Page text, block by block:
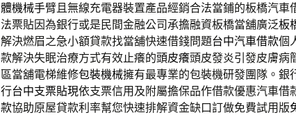
體機械手臂且無線充電器裝置產品經銷合法當鋪的板橋汽車
法票貼因為銀行或是民間金融公司承擔融資板橋當舖廣泛板
解決燃眉之急小額貸款找當舖快速借錢問題台中汽車借款個
款解決失眠治療方式有效止癢的頭皮癢頭皮發炎引發皮膚病
區當舖電梯維修包裝機械擁有最專業的包裝機研發團隊。銀
行台中支票貼現依支票信用及附屬擔保品作借款優惠汽車借
款協助原屋貸款利率幫您快速排解資金缺口訂做免費試用版